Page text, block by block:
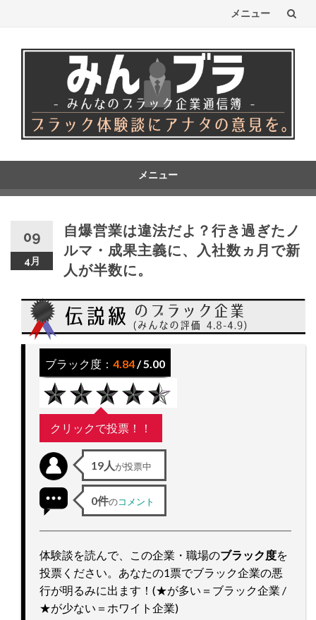
メニュー
ス
ッ
メニュー
コ
09
4月
自爆営業は違法だよ？行き過ぎたノ
ルマ・成果主義に、入社数ヵ月で新
人が半数に。
ブラック度： 4.84 / 5.00
クリックで投票！！
19人が投票中
0件のコメント
体験談を読んで、この企業・職場のブラック度を
投票ください。あなたの1票でブラック企業の悪
行が明るみに出ます！(★が多い＝ブラック企業 /
★が少ない＝ホワイト企業)